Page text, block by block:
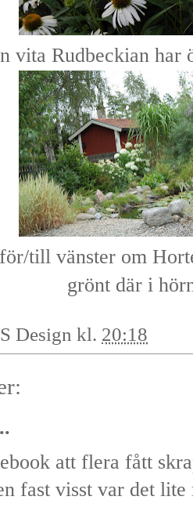
vita Rudbeckian har
till vänster om
grönt där i
Design kl. 20:18
att flera fått
fast visst var det lite